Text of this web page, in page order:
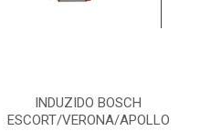
INDUZIDO BOSCH
ESCORT/VERONA/APOLLO